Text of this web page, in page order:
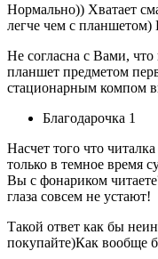
Нормально)) Хватает
легче чем с
Не согласна с Вами,
планшет предметом
стационарным компом
Благодарочка 1
Насчет того что
только в темное время
Вы с фонариком
глаза совсем не устают!
Такой ответ как бы
покупайте)Как вообще